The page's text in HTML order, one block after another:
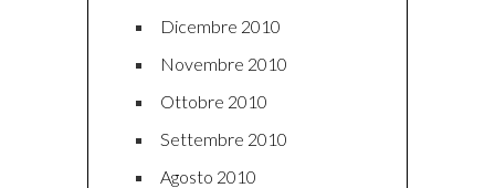
Dicembre 2010
Novembre 2010
Ottobre 2010
Settembre 2010
Agosto 2010